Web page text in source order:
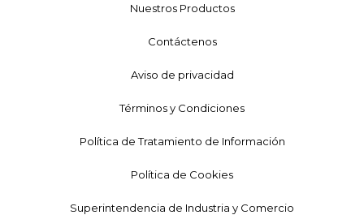
Nuestros Productos
Contáctenos
Aviso de privacidad
Términos y Condiciones
Política de Tratamiento de Información
Política de Cookies
Superintendencia de Industria y Comercio